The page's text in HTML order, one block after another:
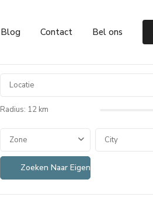
Blog Contact Bel ons
Radius: 12 km
Zone City